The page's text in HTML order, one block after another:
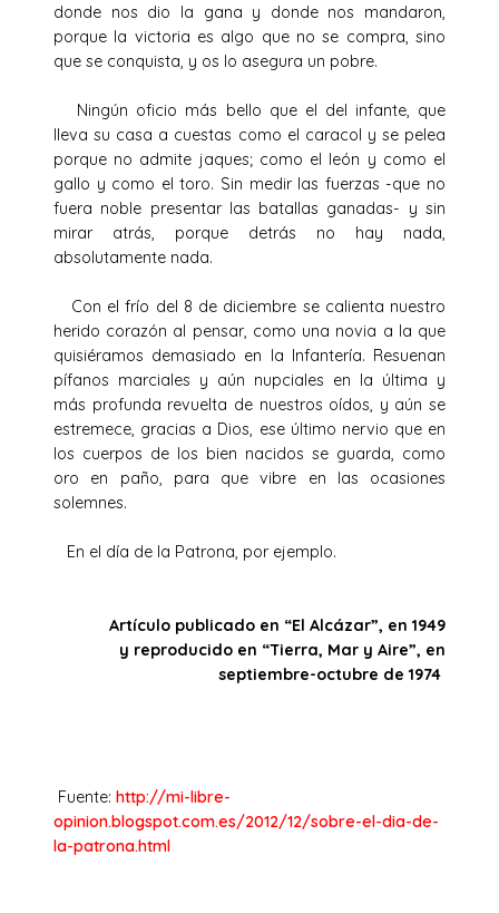
donde nos dio la gana y donde nos mandaron,
porque la victoria es algo que no se compra, sino
que se conquista, y os lo asegura un pobre.
Ningún oficio más bello que el del infante, que
lleva su casa a cuestas como el caracol y se pelea
porque no admite jaques; como el león y como el
gallo y como el toro. Sin medir las fuerzas -que no
fuera noble presentar las batallas ganadas- y sin
mirar atrás, porque detrás no hay nada,
absolutamente nada.
Con el frío del 8 de diciembre se calienta nuestro
herido corazón al pensar, como una novia a la que
quisiéramos demasiado en la Infantería. Resuenan
pífanos marciales y aún nupciales en la última y
más profunda revuelta de nuestros oídos, y aún se
estremece, gracias a Dios, ese último nervio que en
los cuerpos de los bien nacidos se guarda, como
oro en paño, para que vibre en las ocasiones
solemnes.
En el día de la Patrona, por ejemplo.
Artículo publicado en “El Alcázar”, en 1949
y reproducido en “Tierra, Mar y Aire”, en
septiembre-octubre de 1974
Fuente: http://mi-libre-
opinion.blogspot.com.es/2012/12/sobre-el-dia-de-
la-patrona.html